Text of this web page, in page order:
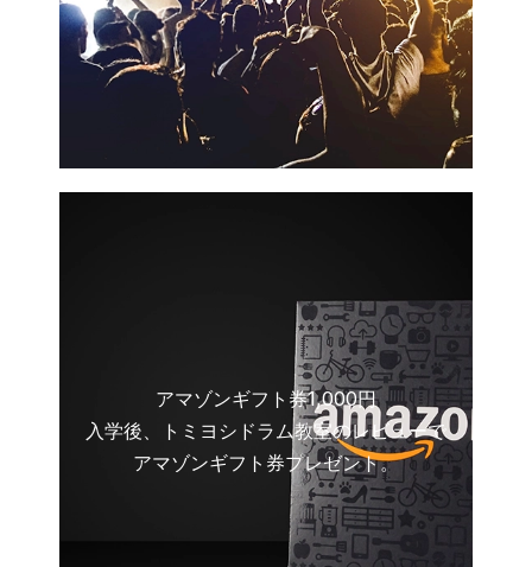
アマゾンギフト券1,000円
入学後、トミヨシドラム教室のレビューで
アマゾンギフト券プレゼント。